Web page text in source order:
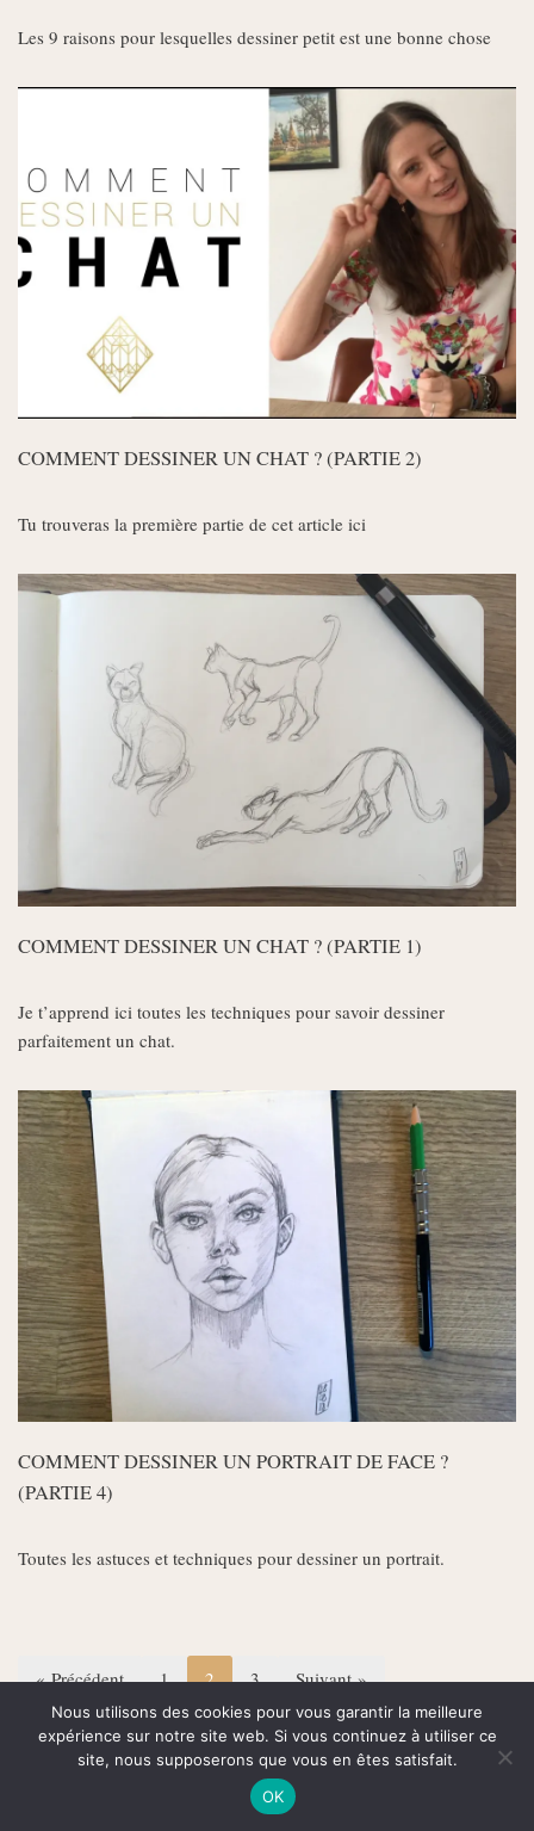
Les 9 raisons pour lesquelles dessiner petit est une bonne chose
COMMENT DESSINER UN CHAT ? (PARTIE 2)
Tu trouveras la première partie de cet article ici
COMMENT DESSINER UN CHAT ? (PARTIE 1)
Je t’apprend ici toutes les techniques pour savoir dessiner
parfaitement un chat.
COMMENT DESSINER UN PORTRAIT DE FACE ?
(PARTIE 4)
Toutes les astuces et techniques pour dessiner un portrait.
« Précédent 1 2 3 Suivant »
© 2020 Jessy Boutaud - Tous droits réservés - Copies interdites
Nous utilisons des cookies pour vous garantir la meilleure
expérience sur notre site web. Si vous continuez à utiliser ce
site, nous supposerons que vous en êtes satisfait.
OK